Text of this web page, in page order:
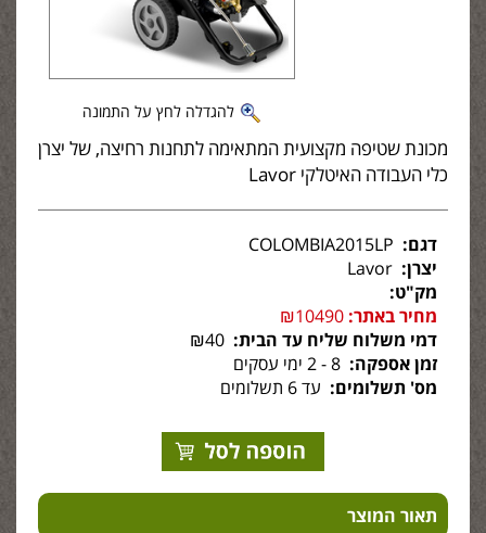
להגדלה לחץ על התמונה
מכונת שטיפה מקצועית המתאימה לתחנות רחיצה, של יצרן
כלי העבודה האיטלקי Lavor
דגם:
יצרן:
מק"ט:
מחיר באתר: ₪10490
דמי משלוח שליח עד הבית:
זמן אספקה:
מס' תשלומים: עד 6 תשלומים
תאור המוצר